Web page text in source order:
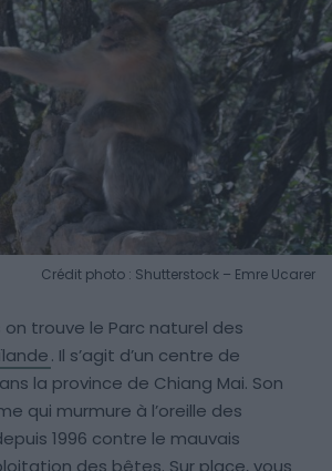
Crédit photo : Shutterstock – Emre Ucarer
trouve le Parc naturel des
. Il s’agit d’un centre de
la province de Chiang Mai. Son
qui murmure à l’oreille des
1996 contre le mauvais
des bêtes. Sur place, vous